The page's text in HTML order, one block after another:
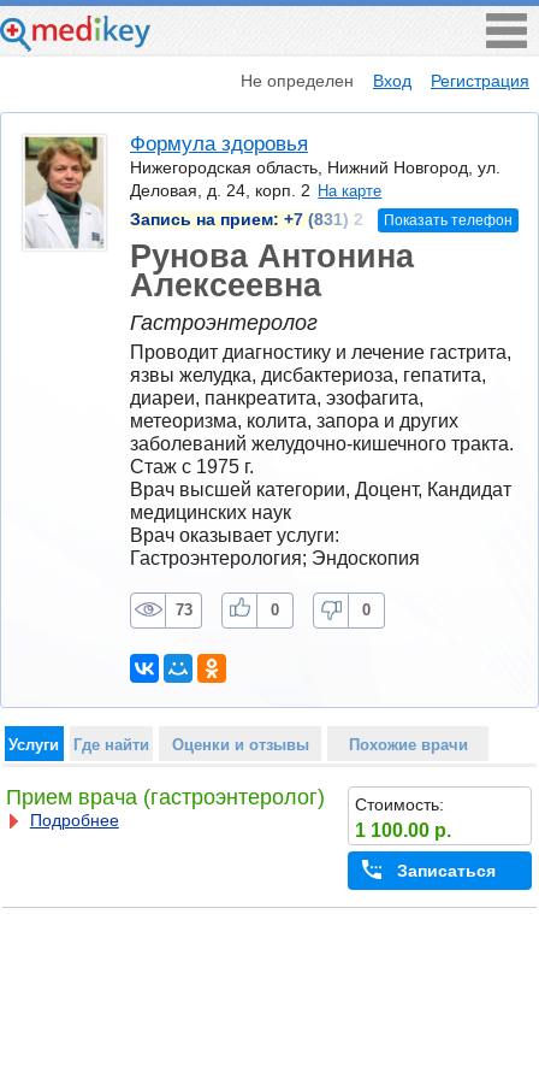
Не определен Вход Регистрация
Формула здоровья
Нижегородская область, Нижний Новгород, ул.
Деловая, д. 24, корп. 2 На карте
Запись на прием: +7 (831) 2 Показать телефон
Рунова Антонина
Алексеевна
Гастроэнтеролог
Проводит диагностику и лечение гастрита,
язвы желудка, дисбактериоза, гепатита,
диареи, панкреатита, эзофагита,
метеоризма, колита, запора и других
заболеваний желудочно-кишечного тракта.
Стаж с 1975 г.
Врач высшей категории, Доцент, Кандидат
медицинских наук
Врач оказывает услуги:
Гастроэнтерология; Эндоскопия
73 0 0
Услуги Где найти Оценки и отзывы Похожие врачи
Прием врача (гастроэнтеролог)
Подробнее
Стоимость:
1 100.00 р.
Записаться